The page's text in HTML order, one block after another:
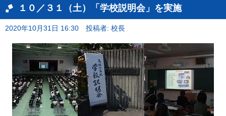
１０／３１（土）「学校説明会」を実施
2020年10月31日 16:30 投稿者: 校長